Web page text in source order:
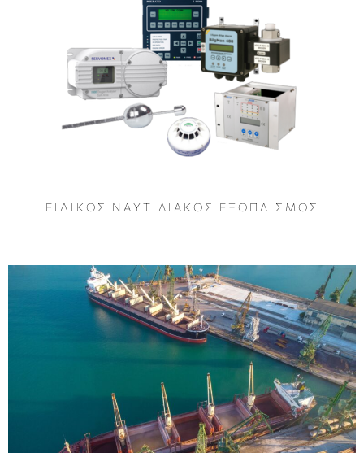
Ε Ι Δ Ι Κ Ο Σ Ν Α Υ Τ Ι Λ Ι Α Κ Ο Σ Ε Ξ Ο Π Λ Ι Σ Μ Ο Σ